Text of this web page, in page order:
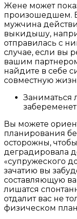
Жене может
произошедшем.
мужчина
выкидышу,
отправилась с
случае, если вы
вашим
найдите в себе
совместную
Заниматься
Вы можете
планирования
осторожны,
деградировала
«супружеского
зачатию вы
составляющую
лишатся
отдалит вас не
физическом